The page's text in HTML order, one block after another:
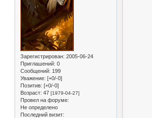
Зарегистрирован: 2005-06-24
Приглашений: 0
Сообщений: 199
Уважение: [+0/-0]
Позитив: [+0/-0]
Возраст: 47 [1979-04-27]
Провел на форуме:
Не определено
Последний визит: